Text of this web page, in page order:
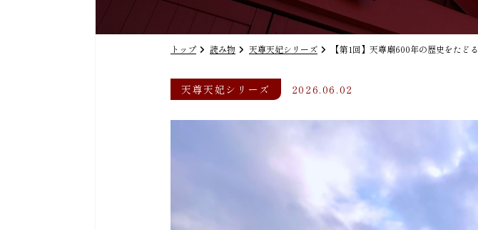
トップ 読み物 天尊天妃シリーズ 【第1回】天尊廟600年の歴史をたどる
天尊天妃シリーズ 2026.06.02